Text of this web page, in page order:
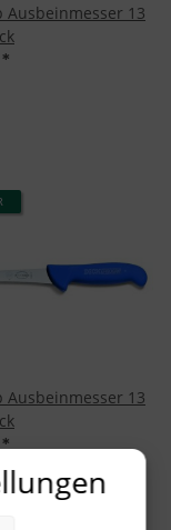
Ausbeinmesser 13
*
Ausbeinmesser 13
*